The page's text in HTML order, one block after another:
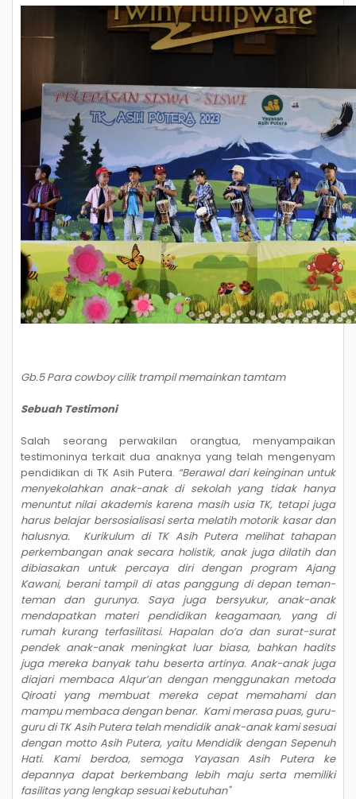
Gb.5 Para cowboy cilik trampil memainkan tamtam
Sebuah Testimoni
Salah seorang perwakilan orangtua, menyampaikan
testimoninya terkait dua anaknya yang telah mengenyam
pendidikan di TK Asih Putera. “Berawal dari keinginan untuk
menyekolahkan anak-anak di sekolah yang tidak hanya
menuntut nilai akademis karena masih usia TK, tetapi juga
harus belajar bersosialisasi serta melatih motorik kasar dan
halusnya. Kurikulum di TK Asih Putera melihat tahapan
perkembangan anak secara holistik, anak juga dilatih dan
dibiasakan untuk percaya diri dengan program Ajang
Kawani, berani tampil di atas panggung di depan teman-
teman dan gurunya. Saya juga bersyukur, anak-anak
mendapatkan materi pendidikan keagamaan, yang di
rumah kurang terfasilitasi. Hapalan do’a dan surat-surat
pendek anak-anak meningkat luar biasa, bahkan hadits
juga mereka banyak tahu beserta artinya. Anak-anak juga
diajari membaca Alqur’an dengan menggunakan metoda
Qiroati yang membuat mereka cepat memahami dan
mampu membaca dengan benar. Kami merasa puas, guru-
guru di TK Asih Putera telah mendidik anak-anak kami sesuai
dengan motto Asih Putera, yaitu Mendidik dengan Sepenuh
Hati. Kami berdoa, semoga Yayasan Asih Putera ke
depannya dapat berkembang lebih maju serta memiliki
fasilitas yang lengkap sesuai kebutuhan"